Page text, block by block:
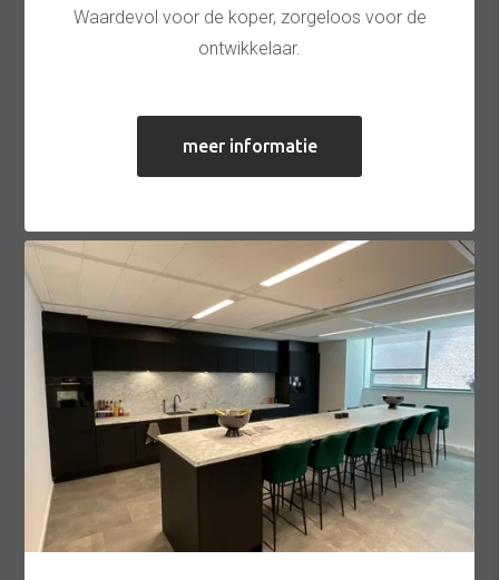
Waardevol voor de koper, zorgeloos voor de
ontwikkelaar.
meer informatie